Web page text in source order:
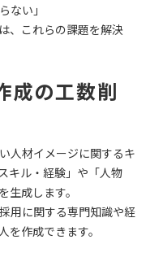
ない」
、これらの課題を解決
成の工数削
人材イメージに関するキ
キル・経験」や「人物
成します。
採用に関する専門知識や経
作成できます。